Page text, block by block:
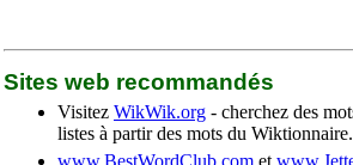
Sites web recommandés
Visitez WikWik.org - cherchez des
listes à partir des mots du Wiktionnaire.
www.BestWordClub.com et